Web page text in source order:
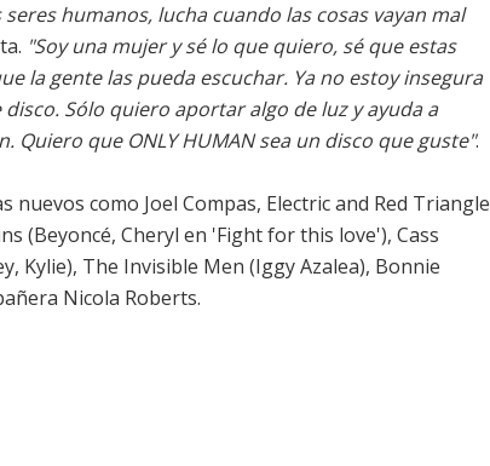
humanos, lucha cuando las cosas vayan mal
"Soy una mujer y sé lo que quiero, sé que estas
la gente las pueda escuchar. Ya no estoy insegura
Sólo quiero aportar algo de luz y ayuda a
Quiero que ONLY HUMAN sea un disco que guste".
nuevos como Joel Compas, Electric and Red Triangle
(Beyoncé, Cheryl en 'Fight for this love'), Cass
, Kylie), The Invisible Men (Iggy Azalea), Bonnie
Nicola Roberts.